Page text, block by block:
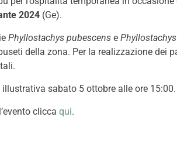
2024 (Ge).
Phyllostachys pubescense
della zona. Per la realizzazione dei
sabato 5 ottobre alle ore 15:00.
clicca qui.